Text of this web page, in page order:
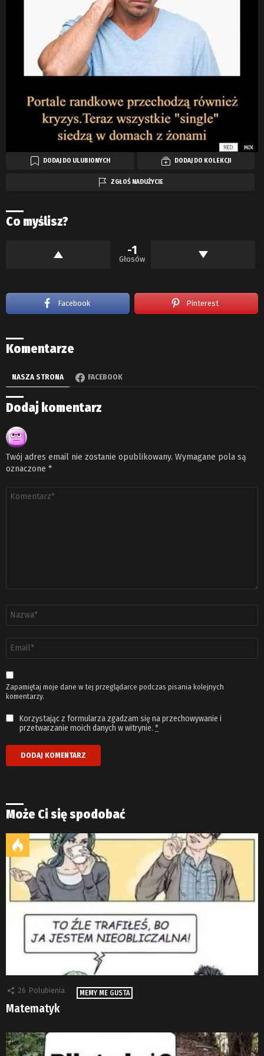
DODAJ DO ULUBIONYCH DODAJ DO KOLEKCJI
ZGŁOŚ NADUŻYCIE
Co myślisz?
-1
Głosów
Facebook Pinterest
Komentarze
NASZA STRONA FACEBOOK
Dodaj komentarz
Twój adres email nie zostanie opublikowany. Wymagane pola są
oznaczone *
email
*
Zapamiętaj moje dane w tej przeglądarce podczas pisania kolejnych
komentarzy.
Korzystając z formularza zgadzam się na przechowywanie i
przetwarzanie moich danych w witrynie. *
Może Ci się spodobać
26 Polubienia MEMY ME GUSTA
Matematyk